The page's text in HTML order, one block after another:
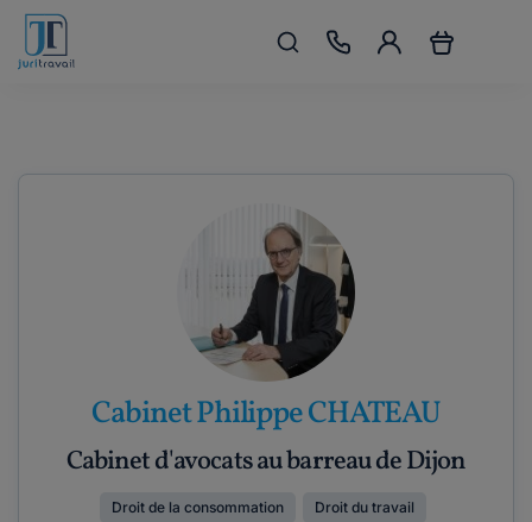
Cabinet Philippe CHATEAU
Cabinet d'avocats au barreau de Dijon
Droit de la consommation Droit du travail